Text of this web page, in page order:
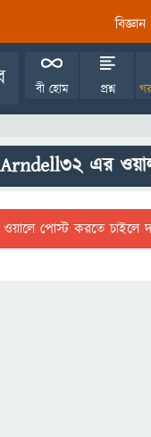
বী হোম প্রশ্ন
এর
পোস্ট করতে চাইলে